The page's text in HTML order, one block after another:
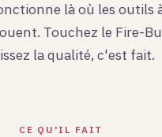
là où les outils
Touchez le Fire-
la qualité, c'est fait.
CE QU'IL FAIT